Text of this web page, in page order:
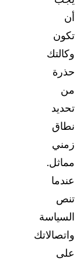
أن
تكون
وكالتك
حذرة
من
تحديد
نطاق
زمني
مماثل.
عندما
تنص
السياسة
واتصالاتك
على